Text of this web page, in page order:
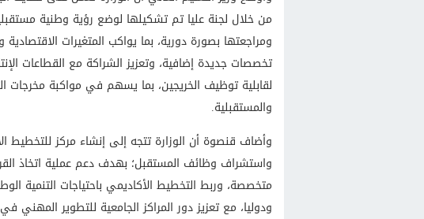
من خلال لجنة عليا تم تشكيلها لوضع رؤية وطنية
ومراجعتها بصورة دورية، بما يواكب المتغيرات
تخصصات جديدة إضافية، وتعزيز الشراكة مع القطاعات
لقابلية توظيف الخريجين، بما يسهم في مواكبة مخرجات
والمستقبلية.
وأضاف قنصوة أن الوزارة تتجه إلى إنشاء مركز
واستشراف وظائف المستقبل؛ بهدف دعم عملية اتخاذ
متخصصة، وربط التخطيط الأكاديمي باحتياجات التنمية
ودوليا، مع تعزيز دور المراكز الجامعية للتطوير المهني